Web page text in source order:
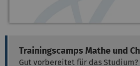
Trainingscamps Mathe und
Gut vorbereitet für das Studium?